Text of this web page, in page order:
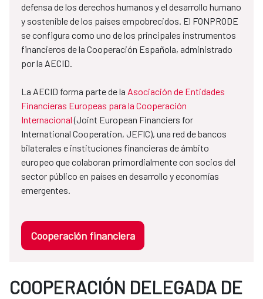
defensa de los derechos humanos y el desarrollo humano
y sostenible de los países empobrecidos. El FONPRODE
se configura como uno de los principales instrumentos
financieros de la Cooperación Española, administrado
por la AECID.
La AECID forma parte de la Asociación de Entidades
Financieras Europeas para la Cooperación
Internacional(Joint European Financiers for
International Cooperation, JEFIC), una red de bancos
bilaterales e instituciones financieras de ámbito
europeo que colaboran primordialmente con socios del
sector público en países en desarrollo y economías
emergentes.
Cooperación financiera
COOPERACIÓN DELEGADA DE